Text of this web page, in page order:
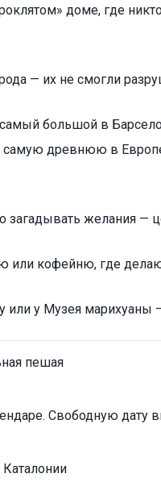
доме, где
— их не смогли
большой в
самую древнюю в
загадывать желания —
или кофейню, где
или у Музея
пешая
Свободную дату